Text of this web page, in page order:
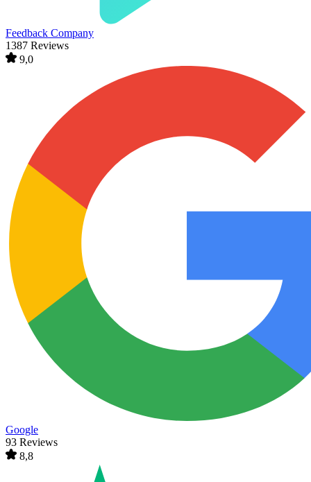
Feedback Company
1387 Reviews
9,0
Google
93 Reviews
8,8